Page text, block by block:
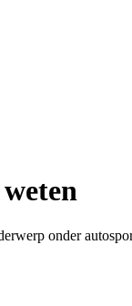
onder